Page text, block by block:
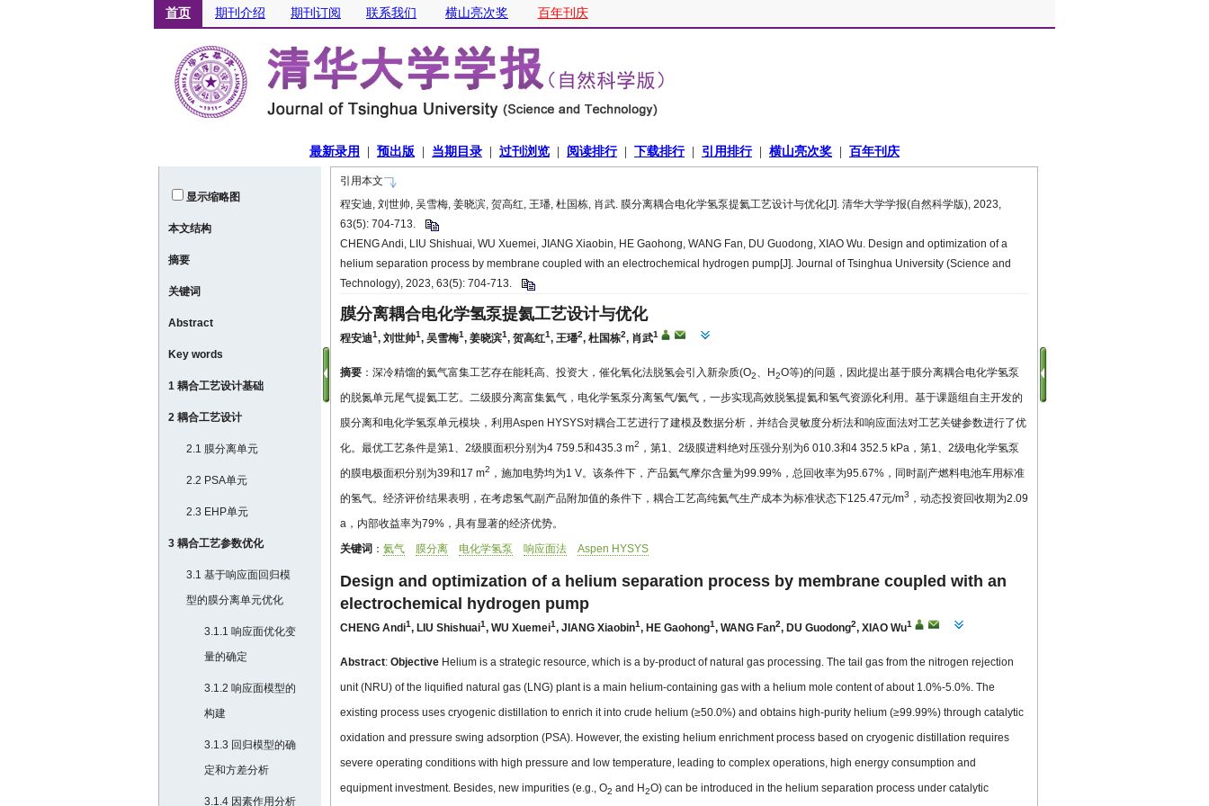
显示缩略图
本文结构
摘要
关键词
Abstract
Key words
1 耦合工艺设计基础
2 耦合工艺设计
2.1 膜分离单元
2.2 PSA单元
2.3 EHP单元
3 耦合工艺参数优化
3.1 基于响应面回归模
型的膜分离单元优化
3.1.1 响应面优化变
量的确定
3.1.2 响应面模型的
构建
3.1.3 回归模型的确
定和方差分析
3.1.4 因素作用分析
引用本文
程安迪, 刘世帅, 吴雪梅, 姜晓滨, 贺高红, 王璠, 杜国栋, 肖武. 膜分离耦合电化学氢泵提氦工艺设计与优化[J]. 清华大学学报(自然科学版), 2023,
63(5): 704-713.
CHENG Andi, LIU Shishuai, WU Xuemei, JIANG Xiaobin, HE Gaohong, WANG Fan, DU Guodong, XIAO Wu. Design and optimization of a
helium separation process by membrane coupled with an electrochemical hydrogen pump[J]. Journal of Tsinghua University (Science and
Technology), 2023, 63(5): 704-713.
膜分离耦合电化学氢泵提氦工艺设计与优化
程安迪1, 刘世帅1, 吴雪梅1, 姜晓滨1, 贺高红1, 王璠2, 杜国栋2, 肖武1
摘要 ：深冷精馏的氦气富集工艺存在能耗高、投资大，催化氧化法脱氢会引入新杂质(O2、H2O等)的问题，因此提出基于膜分离耦合电化学氢泵
的脱氮单元尾气提氦工艺。二级膜分离富集氦气，电化学氢泵分离氢气/氦气，一步实现高效脱氢提氦和氢气资源化利用。基于课题组自主开发的
膜分离和电化学氢泵单元模块，利用Aspen HYSYS对耦合工艺进行了建模及数据分析，并结合灵敏度分析法和响应面法对工艺关键参数进行了优
化。最优工艺条件是第1、2级膜面积分别为4 759.5和435.3 m2 ，第1、2级膜进料绝对压强分别为6 010.3和4 352.5 kPa，第1、2级电化学氢泵
的膜电极面积分别为39和17 m2 ，施加电势均为1 V。该条件下，产品氦气摩尔含量为99.99%，总回收率为95.67%，同时副产燃料电池车用标准
的氢气。经济评价结果表明，在考虑氢气副产品附加值的条件下，耦合工艺高纯氦气生产成本为标准状态下125.47元/m3 ，动态投资回收期为2.09
a，内部收益率为79%，具有显著的经济优势。
关键词 ： 氦气 膜分离 电化学氢泵 响应面法 Aspen HYSYS
Design and optimization of a helium separation process by membrane coupled with an
electrochemical hydrogen pump
CHENG Andi1, LIU Shishuai1, WU Xuemei1, JIANG Xiaobin1, HE Gaohong1, WANG Fan2, DU Guodong2, XIAO Wu1
Abstract: Objective Helium is a strategic resource, which is a by-product of natural gas processing. The tail gas from the nitrogen rejection
unit (NRU) of the liquified natural gas (LNG) plant is a main helium-containing gas with a helium mole content of about 1.0%-5.0%. The
existing process uses cryogenic distillation to enrich it into crude helium (≥50.0%) and obtains high-purity helium (≥99.99%) through catalytic
oxidation and pressure swing adsorption (PSA). However, the existing helium enrichment process based on cryogenic distillation requires
severe operating conditions with high pressure and low temperature, leading to complex operations, high energy consumption and
equipment investment. Besides, new impurities (e.g., O2 and H2O) can be introduced in the helium separation process under catalytic